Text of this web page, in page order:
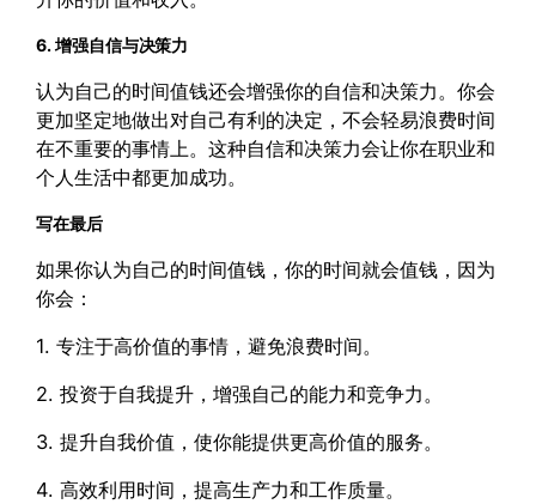
6. 增强自信与决策力
认为自己的时间值钱还会增强你的自信和决策力。你会
更加坚定地做出对自己有利的决定，不会轻易浪费时间
在不重要的事情上。这种自信和决策力会让你在职业和
个人生活中都更加成功。
写在最后
如果你认为自己的时间值钱，你的时间就会值钱，因为
你会：
1. 专注于高价值的事情，避免浪费时间。
2. 投资于自我提升，增强自己的能力和竞争力。
3. 提升自我价值，使你能提供更高价值的服务。
4. 高效利用时间，提高生产力和工作质量。